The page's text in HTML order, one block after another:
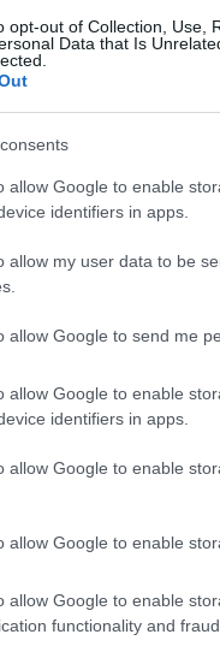
opt-out of Collection, Use,
Data that Is
allow Google to enable
identifiers in apps.
allow my user data to be
allow Google to send me
allow Google to enable
identifiers in apps.
allow Google to enable
allow Google to enable
allow Google to enable
functionality and
e/o aperitivi a
(Museo
la tradizionale
dell’A.I.S.
i migliori
etichette
storico di Olbia
i visitatori
“Gallura DOCG”, di
ed Eventi
e Wine tour
nazionale
di Olbia):
italiana edita in